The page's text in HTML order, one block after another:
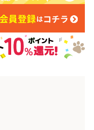
キャットフード
服・おさんぽ用品